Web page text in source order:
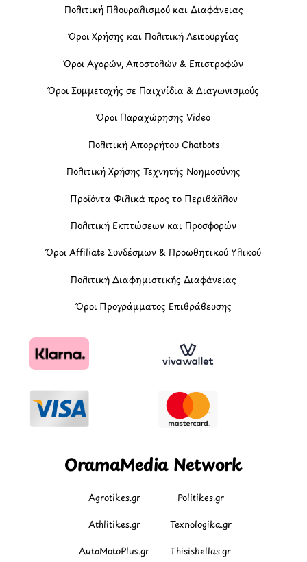
Πολιτική Πλουραλισμού και Διαφάνειας
Όροι Χρήσης και Πολιτική Λειτουργίας
Όροι Αγορών, Αποστολών & Επιστροφών
Όροι Συμμετοχής σε Παιχνίδια & Διαγωνισμούς
Όροι Παραχώρησης Video
Πολιτική Απορρήτου Chatbots
Πολιτική Χρήσης Τεχνητής Νοημοσύνης
Προϊόντα Φιλικά προς το Περιβάλλον
Πολιτική Εκπτώσεων και Προσφορών
Όροι Affiliate Συνδέσμων & Προωθητικού Υλικού
Πολιτική Διαφημιστικής Διαφάνειας
Όροι Προγράμματος Επιβράβευσης
OramaMedia Network
Agrotikes.gr Politikes.gr
Athlitikes.gr Texnologika.gr
AutoMotoPlus.gr Thisishellas.gr